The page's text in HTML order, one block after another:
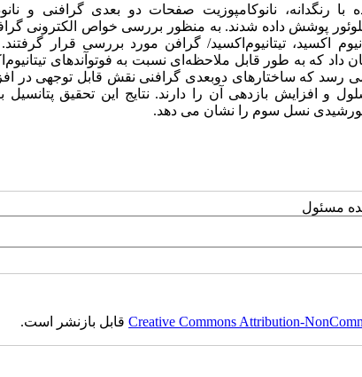
نانوکامپوزیت صفحات دو بعدی گرافنی و
پوشش داده شدند. به منظور بررسی خواص الکترونی
اکسید، تیتانیوم‌اکسید/ گرافن مورد بررسی قرار گرفتند.
ساخته شده با تیتانیوم‌اکسید/گرافن را 5.92درصد نشان داد که به طور قابل ملاحظه‌ای نسبت به فوتوآندهای
می رسد که ساختارهای دوبعدی گرافنی نقش قابل توجهی در
و افزایش بازدهی آن را دارند. نتایج این تحقیق پتانسیل
خورشیدی نسل سوم را نشان می دهد.
مسئول
Creative Commons Attribution-قابل بازنشر است.